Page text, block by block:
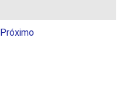
Próximo